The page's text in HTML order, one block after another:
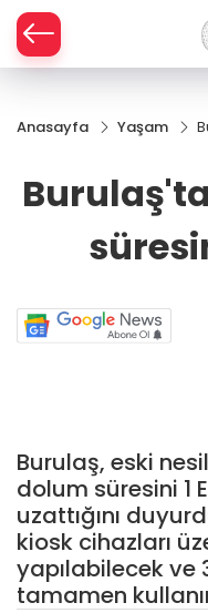
Anasayfa Yaşam
Burulaş, eski
dolum süresini 1
uzattığını
kiosk cihazları
yapılabilecek ve
tamamen